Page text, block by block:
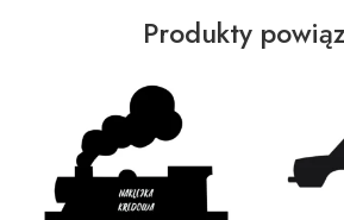
Produkty
40x49cm
60x73cm
80x98cm